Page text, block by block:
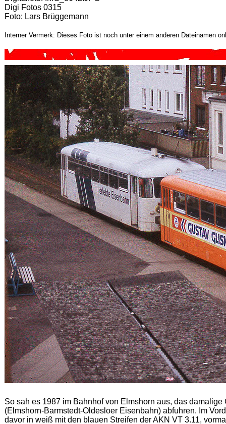
Digi Fotos 0315
Foto: Lars Brüggemann
Interner Vermerk: Dieses Foto ist noch unter einem anderen Dateinamen
So sah es 1987 im Bahnhof von Elmshorn aus, das
(Elmshorn-Barmstedt-Oldesloer Eisenbahn) abfuhren. Im
davor in weiß mit den blauen Streifen der AKN VT 3.11,